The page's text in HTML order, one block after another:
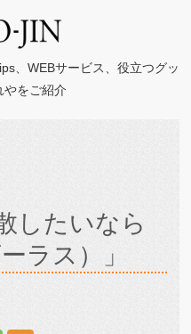
、WEBサービス、役立つグッ
やをご紹介
したいなら
ラス）」